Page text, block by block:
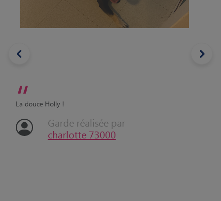
“
La douce Holly !
Garde réalisée par
charlotte 73000